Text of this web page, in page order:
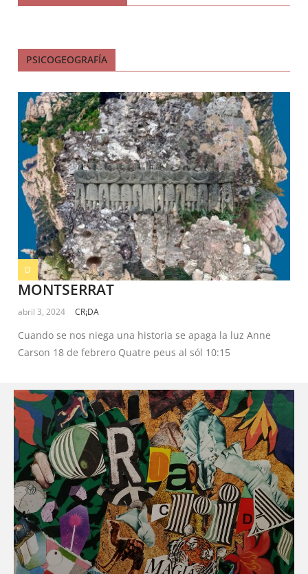
PSICOGEOGRAFÍA
D
MONTSERRAT
abril 3, 2024 CR¡DA
Cuando se nos niega una historia se apaga la luz Anne
Carson 18 de febrero Quatre peus al sól 10:15